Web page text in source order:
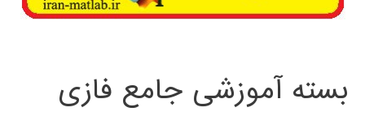
بسته آموزشی جامع فازی